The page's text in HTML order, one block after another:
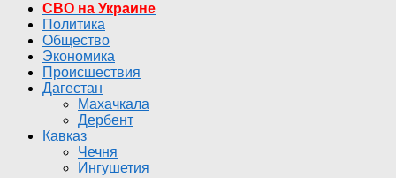
СВО на Украине
Политика
Общество
Экономика
Происшествия
Дагестан
Махачкала
Дербент
Кавказ
Чечня
Ингушетия